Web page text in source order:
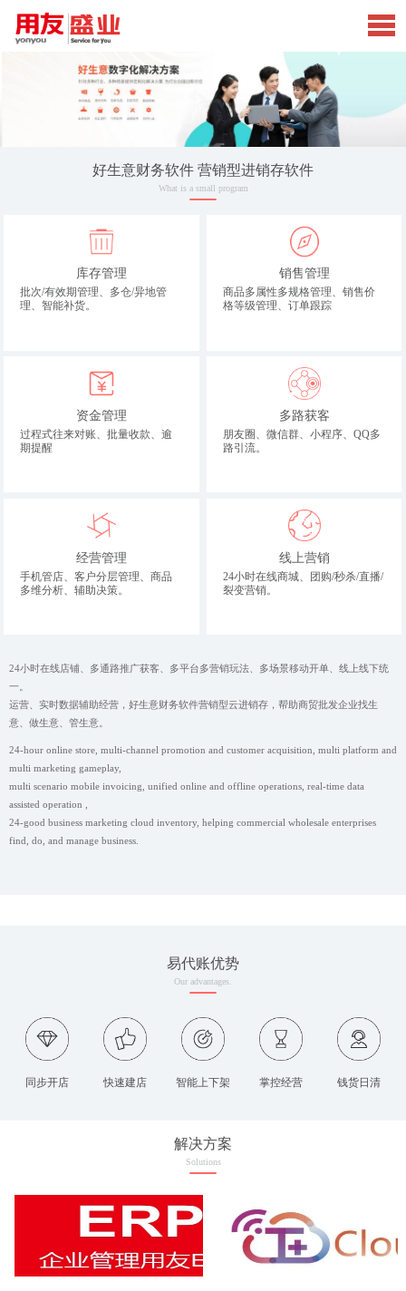
好生意财务软件 营销型进销存软件
What is a small program
库存管理
批次/有效期管理、多仓/异地管
理、智能补货。
销售管理
商品多属性多规格管理、销售价
格等级管理、订单跟踪
资金管理
过程式往来对账、批量收款、逾
期提醒
多路获客
朋友圈、微信群、小程序、QQ多
路引流。
经营管理
手机管店、客户分层管理、商品
多维分析、辅助决策。
线上营销
24小时在线商城、团购/秒杀/直播/
裂变营销。
24小时在线店铺、多通路推广获客、多平台多营销玩法、多场景移动开单、线上线下统
一。
运营、实时数据辅助经营，好生意财务软件营销型云进销存，帮助商贸批发企业找生
意、做生意、管生意。
24-hour online store, multi-channel promotion and customer acquisition, multi platform and
multi marketing gameplay,
multi scenario mobile invoicing, unified online and offline operations, real-time data
assisted operation ,
24-good business marketing cloud inventory, helping commercial wholesale enterprises
find, do, and manage business.
易代账优势
Our advantages.
同步开店 快速建店 智能上下架 掌控经营 钱货日清
解决方案
Solutions